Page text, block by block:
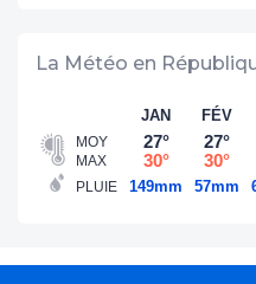
La Météo en
MOY
MAX
PLUIE
JAN
27°
30°
149mm
FÉV
27°
30°
57mm